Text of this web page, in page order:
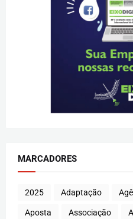
MARCADORES
2025 Adaptação
Aposta Associação